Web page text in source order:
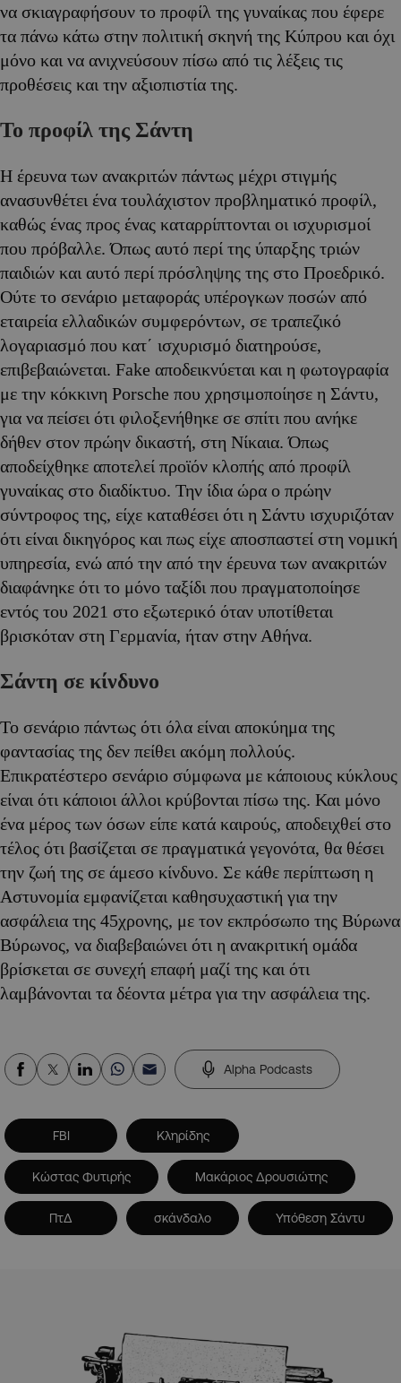
να σκιαγραφήσουν το προφίλ της γυναίκας που έφερε
τα πάνω κάτω στην πολιτική σκηνή της Κύπρου και όχι
μόνο και να ανιχνεύσουν πίσω από τις λέξεις τις
προθέσεις και την αξιοπιστία της.
Το προφίλ της Σάντη
Η έρευνα των ανακριτών πάντως μέχρι στιγμής
ανασυνθέτει ένα τουλάχιστον προβληματικό προφίλ,
καθώς ένας προς ένας καταρρίπτονται οι ισχυρισμοί
που πρόβαλλε. Όπως αυτό περί της ύπαρξης τριών
παιδιών και αυτό περί πρόσληψης της στο Προεδρικό.
Ούτε το σενάριο μεταφοράς υπέρογκων ποσών από
εταιρεία ελλαδικών συμφερόντων, σε τραπεζικό
λογαριασμό που κατ΄ ισχυρισμό διατηρούσε,
επιβεβαιώνεται. Fake αποδεικνύεται και η φωτογραφία
με την κόκκινη Porsche που χρησιμοποίησε η Σάντυ,
για να πείσει ότι φιλοξενήθηκε σε σπίτι που ανήκε
δήθεν στον πρώην δικαστή, στη Νίκαια. Όπως
αποδείχθηκε αποτελεί προϊόν κλοπής από προφίλ
γυναίκας στο διαδίκτυο. Την ίδια ώρα ο πρώην
σύντροφος της, είχε καταθέσει ότι η Σάντυ ισχυριζόταν
ότι είναι δικηγόρος και πως είχε αποσπαστεί στη νομική
υπηρεσία, ενώ από την από την έρευνα των ανακριτών
διαφάνηκε ότι το μόνο ταξίδι που πραγματοποίησε
εντός του 2021 στο εξωτερικό όταν υποτίθεται
βρισκόταν στη Γερμανία, ήταν στην Αθήνα.
Σάντη σε κίνδυνο
Το σενάριο πάντως ότι όλα είναι αποκύημα της
φαντασίας της δεν πείθει ακόμη πολλούς.
Επικρατέστερο σενάριο σύμφωνα με κάποιους κύκλους
είναι ότι κάποιοι άλλοι κρύβονται πίσω της. Και μόνο
ένα μέρος των όσων είπε κατά καιρούς, αποδειχθεί στο
τέλος ότι βασίζεται σε πραγματικά γεγονότα, θα θέσει
την ζωή της σε άμεσο κίνδυνο. Σε κάθε περίπτωση η
Αστυνομία εμφανίζεται καθησυχαστική για την
ασφάλεια της 45χρονης, με τον εκπρόσωπο της Βύρωνα
Βύρωνος, να διαβεβαιώνει ότι η ανακριτική ομάδα
βρίσκεται σε συνεχή επαφή μαζί της και ότι
λαμβάνονται τα δέοντα μέτρα για την ασφάλεια της.
Alpha Podcasts
FBI Κληρίδης
Κώστας Φυτιρής Μακάριος Δρουσιώτης
ΠτΔ σκάνδαλο Υπόθεση Σάντυ